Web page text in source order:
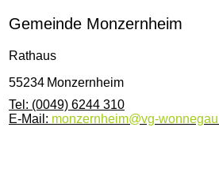
Gemeinde Monzernheim
Rathaus
55234 Monzernheim
Tel: (0049) 6244 310
E-Mail: monzernheim@vg-